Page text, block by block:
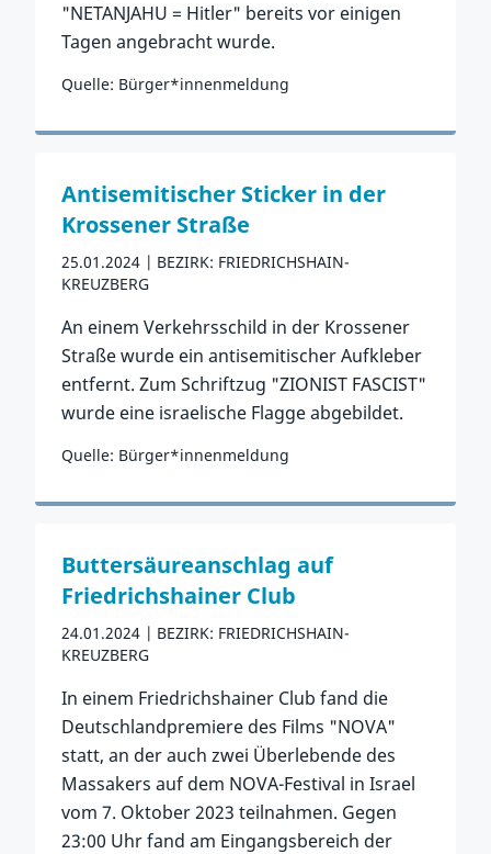
"NETANJAHU = Hitler" bereits vor einigen
Tagen angebracht wurde.
Quelle: Bürger*innenmeldung
Zum Vorfall
Antisemitischer Sticker in der
Krossener Straße
25.01.2024
BEZIRK: FRIEDRICHSHAIN-
KREUZBERG
An einem Verkehrsschild in der Krossener
Straße wurde ein antisemitischer Aufkleber
entfernt. Zum Schriftzug "ZIONIST FASCIST"
wurde eine israelische Flagge abgebildet.
Quelle: Bürger*innenmeldung
Zum Vorfall
Buttersäureanschlag auf
Friedrichshainer Club
24.01.2024
BEZIRK: FRIEDRICHSHAIN-
KREUZBERG
In einem Friedrichshainer Club fand die
Deutschlandpremiere des Films "NOVA"
statt, an der auch zwei Überlebende des
Massakers auf dem NOVA-Festival in Israel
vom 7. Oktober 2023 teilnahmen. Gegen
23:00 Uhr fand am Eingangsbereich der